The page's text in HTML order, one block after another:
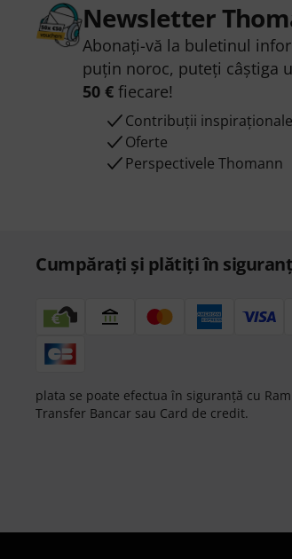
Newsletter
Abonați-vă la buletinul
puțin noroc, puteți câștiga
50 €fiecare!
Contribuții inspiraționale
Oferte
Perspectivele Thomann
Cumpărați și plătiți în
plata se poate efectua în siguranță cu
Transfer Bancar sau Card de credit.